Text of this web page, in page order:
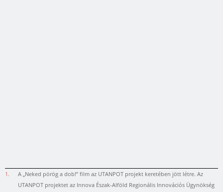
1.
A „Neked pörög a dob!” film az UTANPOT projekt keretében jött létre. Az
UTANPOT projektet az Innova Észak-Alföld Regionális Innovációs Ügynökség